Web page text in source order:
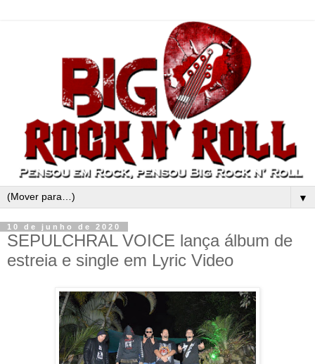
▼
10 de junho de 2020
SEPULCHRAL VOICE lança álbum de
estreia e single em Lyric Video